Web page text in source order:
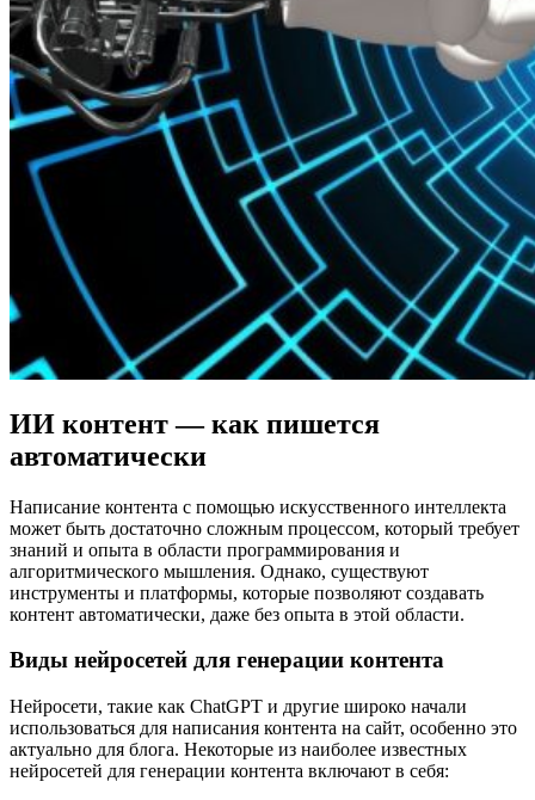
ИИ контент — как пишется
автоматически
Написание контента с помощью искусственного интеллекта
может быть достаточно сложным процессом, который требует
знаний и опыта в области программирования и
алгоритмического мышления. Однако, существуют
инструменты и платформы, которые позволяют создавать
контент автоматически, даже без опыта в этой области.
Виды нейросетей для генерации контента
Нейросети, такие как ChatGPT и другие широко начали
использоваться для написания контента на сайт, особенно это
актуально для блога. Некоторые из наиболее известных
нейросетей для генерации контента включают в себя: